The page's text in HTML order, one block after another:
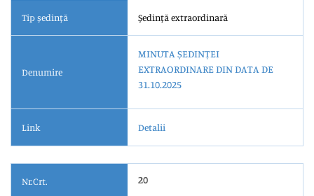
Tip ședință Ședință extraordinară
Denumire
MINUTA ȘEDINȚEI
EXTRAORDINARE DIN DATA DE
31.10.2025
Link Detalii
Nr.Crt. 20